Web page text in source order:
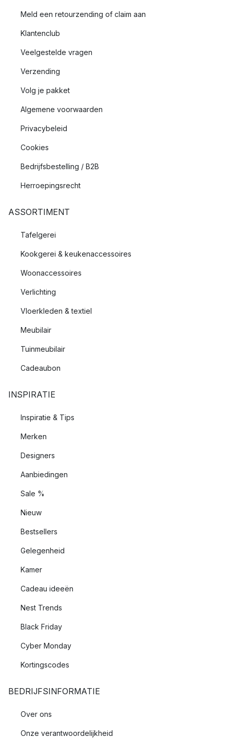
Meld een retourzending of claim aan
Klantenclub
Veelgestelde vragen
Verzending
Volg je pakket
Algemene voorwaarden
Privacybeleid
Cookies
Bedrijfsbestelling / B2B
Herroepingsrecht
ASSORTIMENT
Tafelgerei
Kookgerei & keukenaccessoires
Woonaccessoires
Verlichting
Vloerkleden & textiel
Meubilair
Tuinmeubilair
Cadeaubon
INSPIRATIE
Inspiratie & Tips
Merken
Designers
Aanbiedingen
Sale %
Nieuw
Bestsellers
Gelegenheid
Kamer
Cadeau ideeën
Nest Trends
Black Friday
Cyber Monday
Kortingscodes
BEDRIJFSINFORMATIE
Over ons
Onze verantwoordelijkheid